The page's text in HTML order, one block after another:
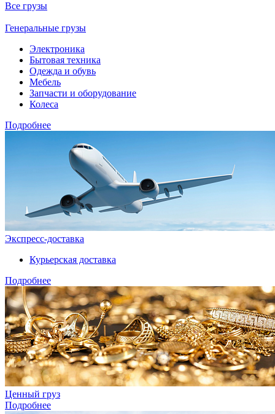
Все грузы
Генеральные грузы
Электроника
Бытовая техника
Одежда и обувь
Мебель
Запчасти и оборудование
Колеса
Подробнее
Экспресс-доставка
Курьерская доставка
Подробнее
Ценный груз
Подробнее